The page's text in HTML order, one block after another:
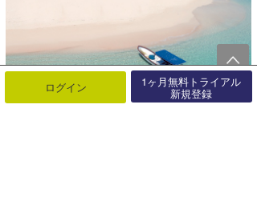
ログイン 1ヶ月無料トライアル
新規登録